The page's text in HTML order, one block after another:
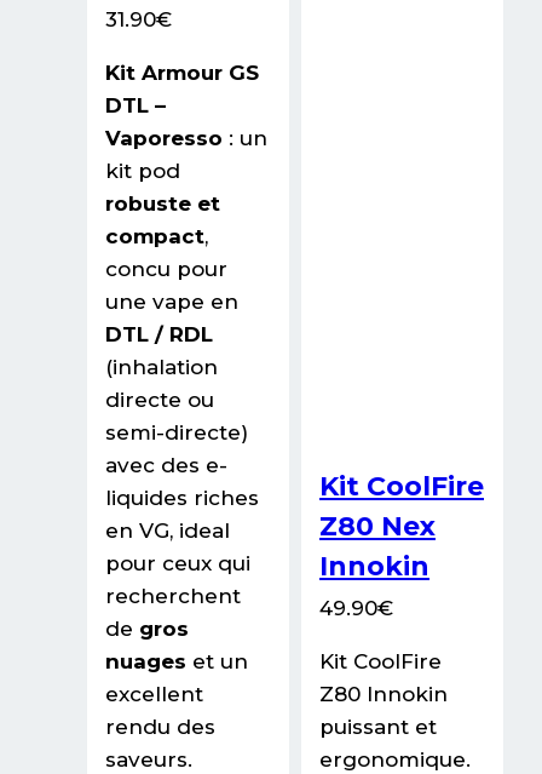
31.90€
Kit Armour GS
DTL –
Vaporesso : un
kit pod
robuste et
compact,
concu pour
une vape en
DTL / RDL
(inhalation
directe ou
semi-directe)
avec des e-
liquides riches
en VG, ideal
pour ceux qui
recherchent
de gros
nuages et un
excellent
rendu des
saveurs.
Kit CoolFire
Z80 Nex
Innokin
49.90€
Kit CoolFire
Z80 Innokin
puissant et
ergonomique.